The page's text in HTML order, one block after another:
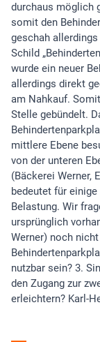
durchaus möglich
somit den
geschah
Schild
wurde ein neuer
allerdings direkt
am Nahkauf.
Stelle gebündelt.
mittlere Ebene
von der unteren
(Bäckerei Werner,
bedeutet für
Belastung. Wir
ursprünglich
Werner) noch
nutzbar sein? 3.
den Zugang zur
erleichtern? Karl-